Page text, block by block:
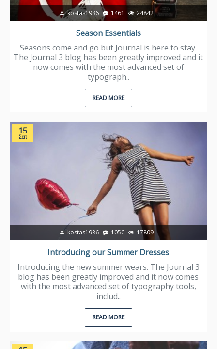
kostas1986 1461 24842
Season Essentials
Seasons come and go but Journal is here to stay.
The Journal 3 blog has been greatly improved and it
now comes with the most advanced set of
typograph..
READ MORE
15
Σεπ
kostas1986 1050 17809
Introducing our Summer Dresses
Introducing the new summer wears. The Journal 3
blog has been greatly improved and it now comes
with the most advanced set of typography tools,
includ..
READ MORE